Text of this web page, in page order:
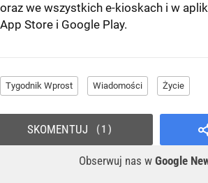
oraz we wszystkich e-kioskach i w
App Store i Google Play.
Tygodnik Wprost Wiadomości Życie
Obserwuj nas w Google
SKOMENTUJ 1